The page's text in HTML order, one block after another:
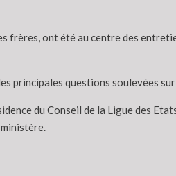
ont été au centre des
principales questions soulevées
du Conseil de la Ligue des